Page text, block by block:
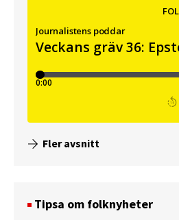
Fler avsnitt
Tipsa om folknyheter